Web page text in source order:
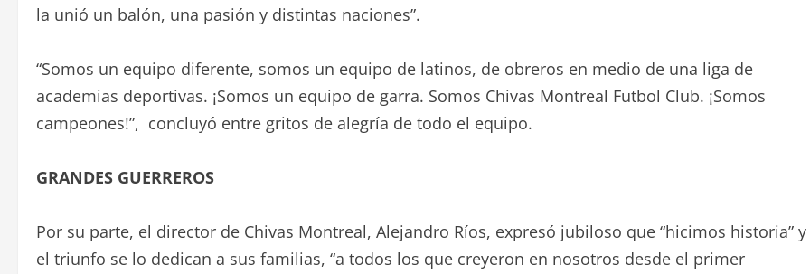
la unió un balón, una pasión y distintas naciones”.
“Somos un equipo diferente, somos un equipo de latinos, de obreros en medio de una liga de
academias deportivas. ¡Somos un equipo de garra. Somos Chivas Montreal Futbol Club. ¡Somos
campeones!”, concluyó entre gritos de alegría de todo el equipo.
GRANDES GUERREROS
Por su parte, el director de Chivas Montreal, Alejandro Ríos, expresó jubiloso que “hicimos historia” y
el triunfo se lo dedican a sus familias, “a todos los que creyeron en nosotros desde el primer